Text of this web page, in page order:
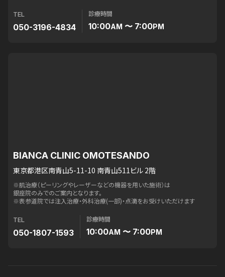
TEL
050-3196-4834
診療時間
10:00AM 〜 7:00PM
BIANCA CLINIC OMOTESANDO
東京都港区南青山5-11-10 南青山511ビル 2階
※肌治療（ピーリングやレーザーなどの機器を用いた施術）は
銀座院のみでのご案内となります。
※表参道院では注入治療・外科治療(一部)・点滴をお受けいただけます
TEL
050-1807-1593
診療時間
10:00AM 〜 7:00PM